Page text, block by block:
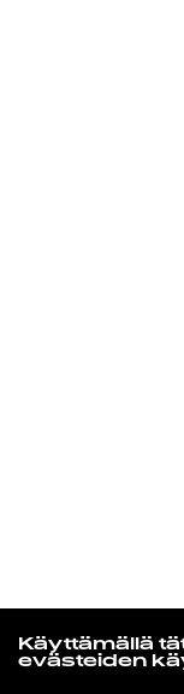
Käyttämällä
evästeiden
Cal Tjader
Fried Bananas